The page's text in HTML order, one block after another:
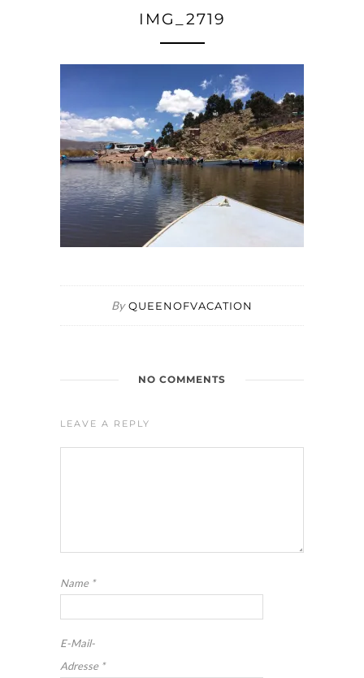
IMG_2719
By QUEENOFVACATION
NO COMMENTS
LEAVE A REPLY
Name *
E-Mail-
Adresse *